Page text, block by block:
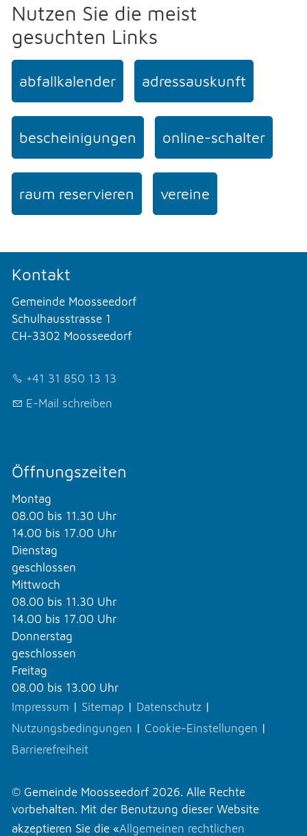
Nutzen Sie die meist
gesuchten Links
abfallkalender adressauskunft
bescheinigungen online-schalter
raum reservieren vereine
Kontakt
Gemeinde Moosseedorf
Schulhausstrasse 1
CH-3302 Moosseedorf
+41 31 850 13 13
E-Mail schreiben
Öffnungszeiten
Montag
08.00 bis 11.30 Uhr
14.00 bis 17.00 Uhr
Dienstag
geschlossen
Mittwoch
08.00 bis 11.30 Uhr
14.00 bis 17.00 Uhr
Donnerstag
geschlossen
Freitag
08.00 bis 13.00 Uhr
Impressum | Sitemap | Datenschutz |
Nutzungsbedingungen | Cookie-Einstellungen |
Barrierefreiheit
© Gemeinde Moosseedorf 2026. Alle Rechte
vorbehalten. Mit der Benutzung dieser Website
akzeptieren Sie die «Allgemeinen rechtlichen